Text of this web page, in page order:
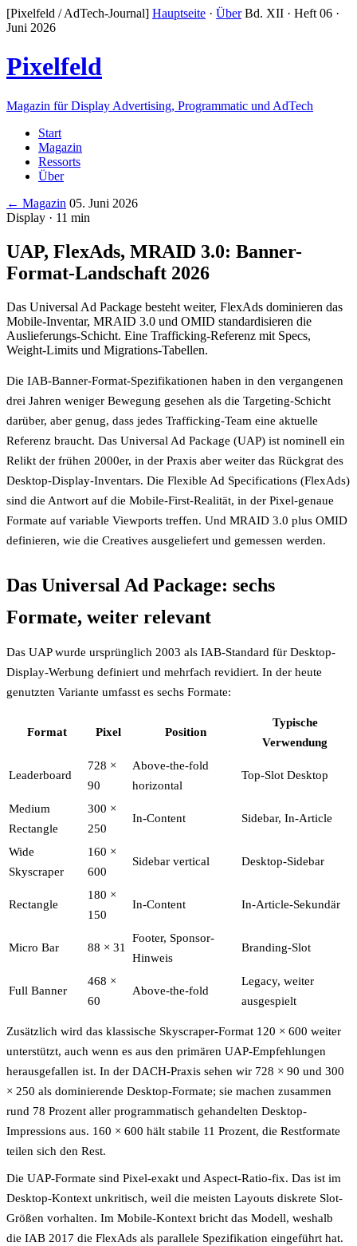
[Pixelfeld / AdTech-Journal] Hauptseite · Über Bd. XII · Heft 06 ·
Juni 2026
Pixelfeld
Magazin für Display Advertising, Programmatic und AdTech
Start
Magazin
Ressorts
Über
← Magazin 05. Juni 2026
Display · 11 min
UAP, FlexAds, MRAID 3.0: Banner-
Format-Landschaft 2026
Das Universal Ad Package besteht weiter, FlexAds dominieren das
Mobile-Inventar, MRAID 3.0 und OMID standardisieren die
Auslieferungs-Schicht. Eine Trafficking-Referenz mit Specs,
Weight-Limits und Migrations-Tabellen.
Die IAB-Banner-Format-Spezifikationen haben in den vergangenen
drei Jahren weniger Bewegung gesehen als die Targeting-Schicht
darüber, aber genug, dass jedes Trafficking-Team eine aktuelle
Referenz braucht. Das Universal Ad Package (UAP) ist nominell ein
Relikt der frühen 2000er, in der Praxis aber weiter das Rückgrat des
Desktop-Display-Inventars. Die Flexible Ad Specifications (FlexAds)
sind die Antwort auf die Mobile-First-Realität, in der Pixel-genaue
Formate auf variable Viewports treffen. Und MRAID 3.0 plus OMID
definieren, wie die Creatives ausgeliefert und gemessen werden.
Das Universal Ad Package: sechs
Formate, weiter relevant
Das UAP wurde ursprünglich 2003 als IAB-Standard für Desktop-
Display-Werbung definiert und mehrfach revidiert. In der heute
genutzten Variante umfasst es sechs Formate:
Format Pixel Position
Typische
Verwendung
Leaderboard
728 ×
90
Above-the-fold
horizontal
Top-Slot Desktop
Medium
Rectangle
300 ×
250
In-Content Sidebar, In-Article
Wide
Skyscraper
160 ×
600
Sidebar vertical Desktop-Sidebar
Rectangle
180 ×
150
In-Content In-Article-Sekundär
Micro Bar 88 × 31
Footer, Sponsor-
Hinweis
Branding-Slot
Full Banner
468 ×
60
Above-the-fold
Legacy, weiter
ausgespielt
Zusätzlich wird das klassische Skyscraper-Format 120 × 600 weiter
unterstützt, auch wenn es aus den primären UAP-Empfehlungen
herausgefallen ist. In der DACH-Praxis sehen wir 728 × 90 und 300
× 250 als dominierende Desktop-Formate; sie machen zusammen
rund 78 Prozent aller programmatisch gehandelten Desktop-
Impressions aus. 160 × 600 hält stabile 11 Prozent, die Restformate
teilen sich den Rest.
Die UAP-Formate sind Pixel-exakt und Aspect-Ratio-fix. Das ist im
Desktop-Kontext unkritisch, weil die meisten Layouts diskrete Slot-
Größen vorhalten. Im Mobile-Kontext bricht das Modell, weshalb
die IAB 2017 die FlexAds als parallele Spezifikation eingeführt hat.